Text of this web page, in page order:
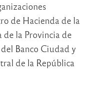
de Hacienda de la
la Provincia de
Banco Ciudad y
de la República